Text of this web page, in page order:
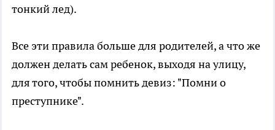
тонкий лед).
Все эти правила больше для родителей, а что же
должен делать сам ребенок, выходя на улицу,
для того, чтобы помнить девиз: "Помни о
преступнике".